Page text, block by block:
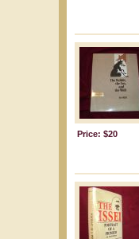
Price: $20